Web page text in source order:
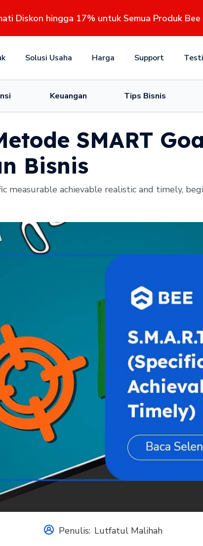
Diskon hingga 17% untuk Semua Produk Bee
Solusi Usaha Harga Support
Keuangan Tips Bisnis
SMART
Bisnis
measurable achievable realistic and timely,
Penulis: Lutfatul Malihah